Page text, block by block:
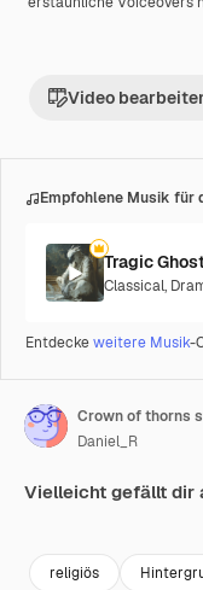
Video
Empfohlene Musik für
Tragic
Classical,
Entdeckeweitere Musik-
Daniel_R
Vielleicht gefällt dir
religiös